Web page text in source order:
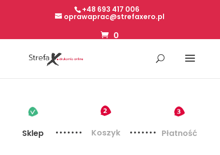
+48 693 417 006
oprawaprac@strefaxero.pl
0
Sklep Koszyk Płatność